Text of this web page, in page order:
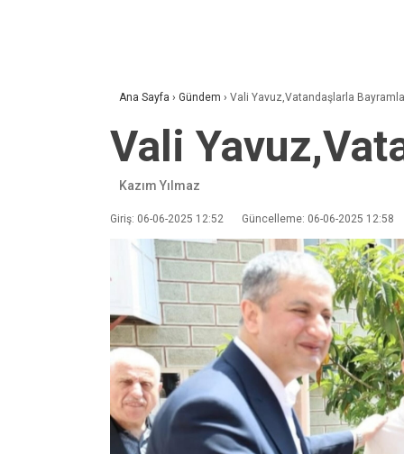
Ana Sayfa › Gündem › Vali Yavuz,Vatandaşlarla
Vali
Kazım Yılmaz
Giriş: 06-06-2025 12:52 Güncelleme: 06-06-2025 12:58